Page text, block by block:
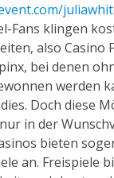
Fans klingen
also Casino
bei denen
werden
Doch diese
in der
bieten
an. Freispiele